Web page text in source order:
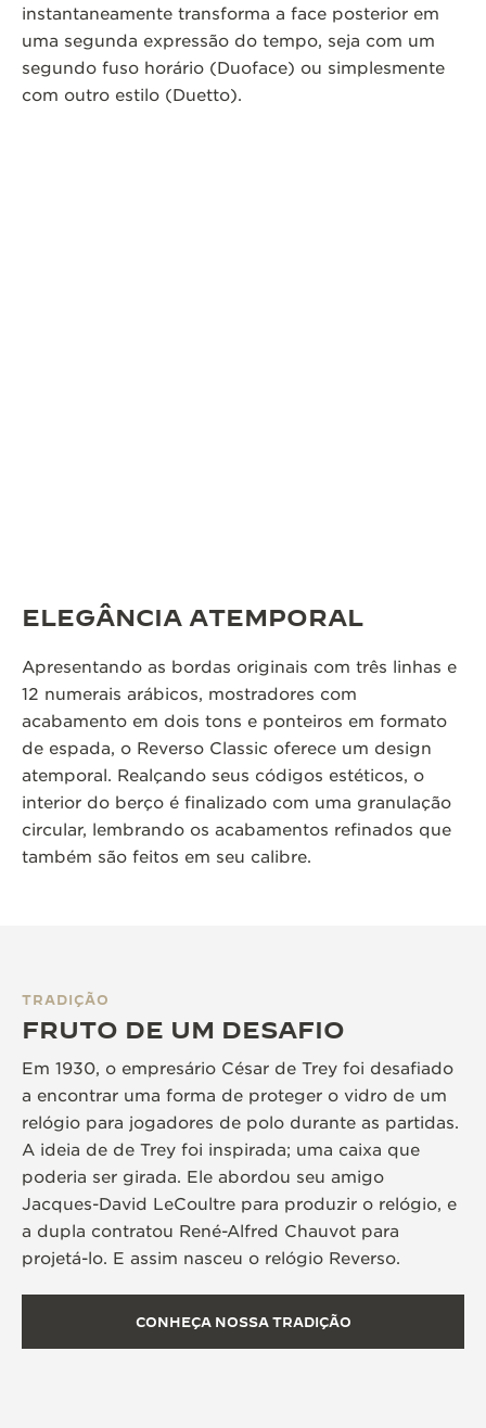
instantaneamente transforma a face posterior em
uma segunda expressão do tempo, seja com um
segundo fuso horário (Duoface) ou simplesmente
com outro estilo (Duetto).
ELEGÂNCIA ATEMPORAL
Apresentando as bordas originais com três linhas e
12 numerais arábicos, mostradores com
acabamento em dois tons e ponteiros em formato
de espada, o Reverso Classic oferece um design
atemporal. Realçando seus códigos estéticos, o
interior do berço é finalizado com uma granulação
circular, lembrando os acabamentos refinados que
também são feitos em seu calibre.
TRADIÇÃO
FRUTO DE UM DESAFIO
Em 1930, o empresário César de Trey foi desafiado
a encontrar uma forma de proteger o vidro de um
relógio para jogadores de polo durante as partidas.
A ideia de de Trey foi inspirada; uma caixa que
poderia ser girada. Ele abordou seu amigo
Jacques-David LeCoultre para produzir o relógio, e
a dupla contratou René-Alfred Chauvot para
projetá-lo. E assim nasceu o relógio Reverso.
CONHEÇA NOSSA TRADIÇÃO